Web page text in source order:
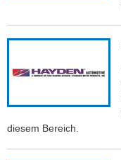
diesem Bereich.